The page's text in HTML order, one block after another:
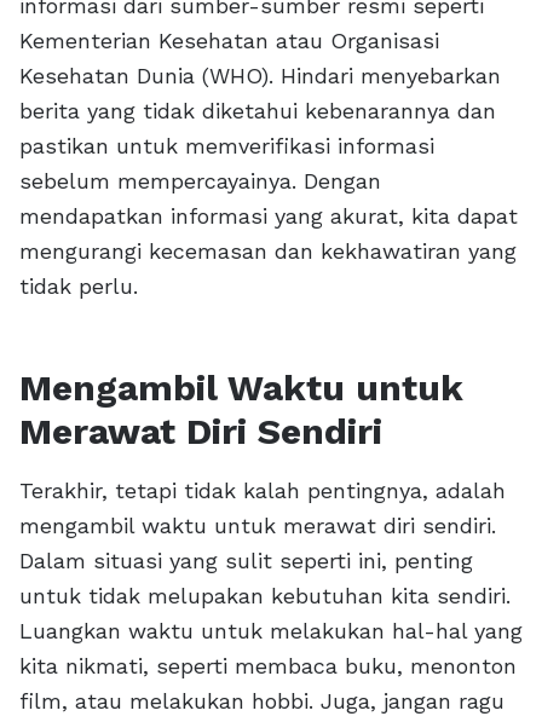
informasi dari sumber-sumber resmi seperti
Kementerian Kesehatan atau Organisasi
Kesehatan Dunia (WHO). Hindari menyebarkan
berita yang tidak diketahui kebenarannya dan
pastikan untuk memverifikasi informasi
sebelum mempercayainya. Dengan
mendapatkan informasi yang akurat, kita dapat
mengurangi kecemasan dan kekhawatiran yang
tidak perlu.
Mengambil Waktu untuk
Merawat Diri Sendiri
Terakhir, tetapi tidak kalah pentingnya, adalah
mengambil waktu untuk merawat diri sendiri.
Dalam situasi yang sulit seperti ini, penting
untuk tidak melupakan kebutuhan kita sendiri.
Luangkan waktu untuk melakukan hal-hal yang
kita nikmati, seperti membaca buku, menonton
film, atau melakukan hobbi. Juga, jangan ragu